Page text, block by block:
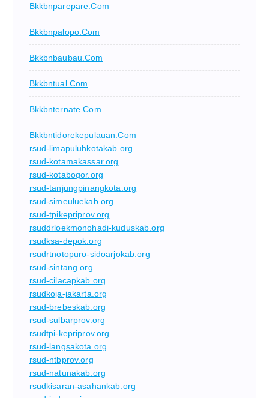
Bkkbnparepare.com
Bkkbnpalopo.com
Bkkbnbaubau.com
Bkkbntual.com
Bkkbnternate.com
Bkkbntidorekepulauan.com
rsud-limapuluhkotakab.org
rsud-kotamakassar.org
rsud-kotabogor.org
rsud-tanjungpinangkota.org
rsud-simeuluekab.org
rsud-tpikepriprov.org
rsuddrloekmonohadi-kuduskab.org
rsudksa-depok.org
rsudrtnotopuro-sidoarjokab.org
rsud-sintang.org
rsud-cilacapkab.org
rsudkoja-jakarta.org
rsud-brebeskab.org
rsud-sulbarprov.org
rsudtpi-kepriprov.org
rsud-langsakota.org
rsud-ntbprov.org
rsud-natunakab.org
rsudkisaran-asahankab.org